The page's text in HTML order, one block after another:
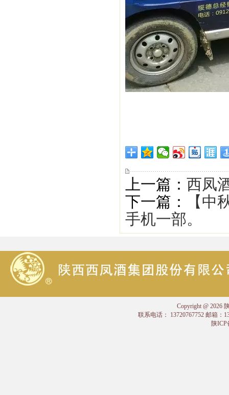
上一篇： 西凤
下一篇：
【中
手机一部。
Copyright @ 2026
联系电话： 13720767752 邮箱：
陕ICP